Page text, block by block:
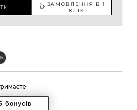
ЗАМОВЛЕННЯ В 1
КЛІК
бонусів